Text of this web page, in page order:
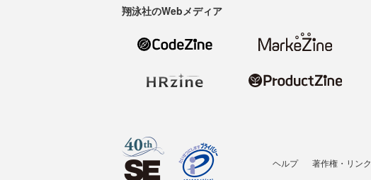
翔泳社のWebメディア
ヘルプ 著作権・リンク